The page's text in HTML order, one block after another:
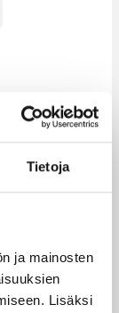
Tietoja
ja mainosten
Lisäksi